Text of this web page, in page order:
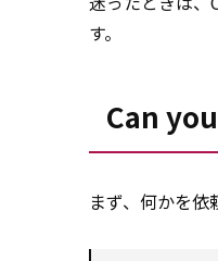
す。
Can
まず、何かを